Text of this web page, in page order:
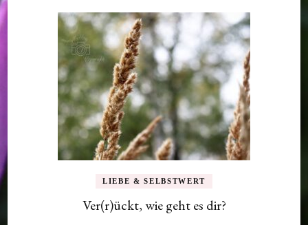
LIEBE & SELBSTWERT
Ver(r)ückt, wie geht es dir?